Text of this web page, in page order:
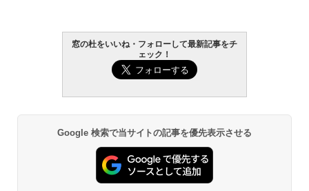
Kindle Paperwhite シグニチャーエディ
ション (32GB) 7インチディスプレイ、明
るさ自動調整、色調調節ライト、12週間
ブラック
Amazon Kindle Paperwhite (16GB) 7イ
ンチディスプレイ、色調調節ライト、12
週間持続バッテリー、広告なし、ブラッ
窓の杜をいいね・フォローして最新記事をチ
ェック！
Google 検索で当サイトの記事を優先表示させる